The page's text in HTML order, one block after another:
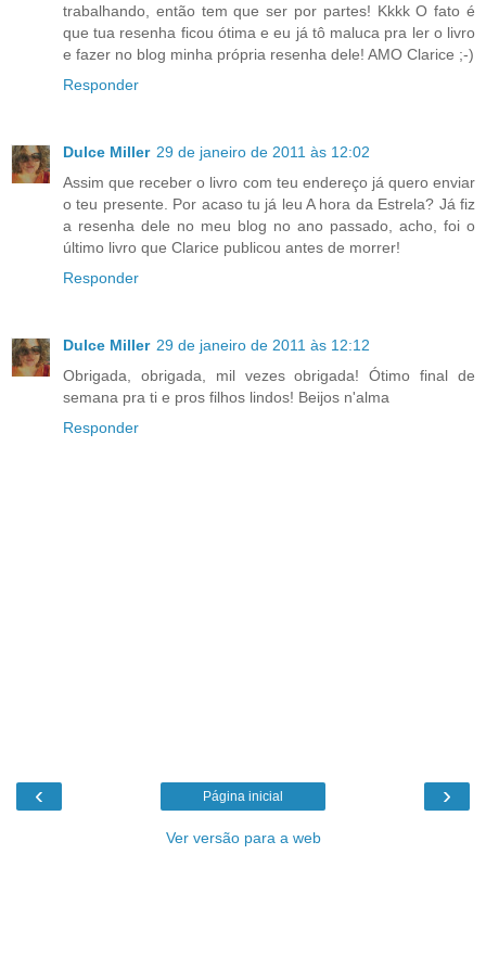
trabalhando, então tem que ser por partes! Kkkk O fato é
que tua resenha ficou ótima e eu já tô maluca pra ler o livro
e fazer no blog minha própria resenha dele! AMO Clarice ;-)
Responder
Dulce Miller 29 de janeiro de 2011 às 12:02
Assim que receber o livro com teu endereço já quero enviar
o teu presente. Por acaso tu já leu A hora da Estrela? Já fiz
a resenha dele no meu blog no ano passado, acho, foi o
último livro que Clarice publicou antes de morrer!
Responder
Dulce Miller 29 de janeiro de 2011 às 12:12
Obrigada, obrigada, mil vezes obrigada! Ótimo final de
semana pra ti e pros filhos lindos! Beijos n'alma
Responder
‹ ›
Página inicial
Ver versão para a web